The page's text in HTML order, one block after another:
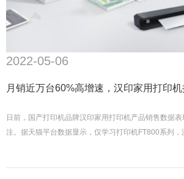
2022-05-06
月销近万台60%高增速，汉印家用打印
日前，国产打印机品牌汉印家用打印机产品销售数据
注。据天猫平台数据显示，仅学习打印机FT800系列，